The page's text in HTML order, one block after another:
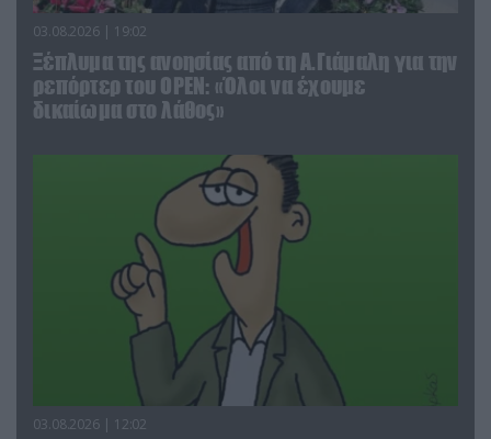
03.08.2026 | 19:02
Ξέπλυμα της ανοησίας από τη Α.Γιάμαλη για την
ρεπόρτερ του ΟΡΕΝ: «Όλοι να έχουμε
δικαίωμα στο λάθος»
03.08.2026 | 12:02